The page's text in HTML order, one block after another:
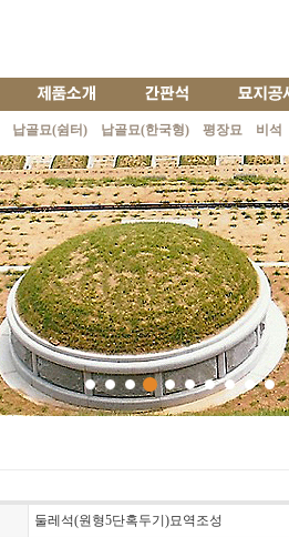
납골묘(쉼터) 납골묘(한국형) 평장묘 비석
둘레석(원형5단혹두기)묘역조성